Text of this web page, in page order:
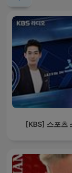
[KBS] 스포츠